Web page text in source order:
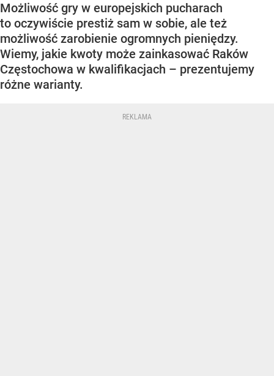
Możliwość gry w europejskich pucharach
to oczywiście prestiż sam w sobie, ale też
możliwość zarobienie ogromnych pieniędzy.
Wiemy, jakie kwoty może zainkasować Raków
Częstochowa w kwalifikacjach – prezentujemy
różne warianty.